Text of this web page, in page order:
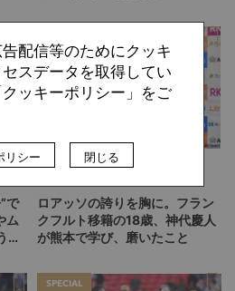
で
ム
フ
井芹 貴志
ロアッソの誇りを胸に。フラン
クフルト移籍の18歳、神代慶人
が熊本で学び、磨いたこと
SPECIAL
配信等のためにクッキ
スデータを取得してい
ッキーポリシー」をご
リシー 閉じる